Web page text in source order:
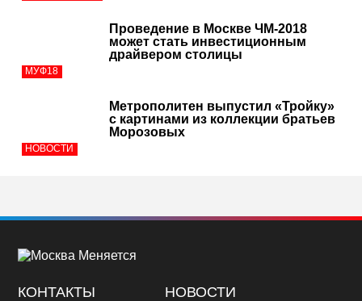
МУФ18
Проведение в Москве ЧМ-2018
может стать инвестиционным
драйвером столицы
НОВОСТИ
Метрополитен выпустил «Тройку»
с картинами из коллекции братьев
Морозовых
КОНТАКТЫ
НОВОСТИ